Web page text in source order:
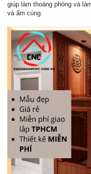
giúp làm thoáng phòng và
và ấm cúng.